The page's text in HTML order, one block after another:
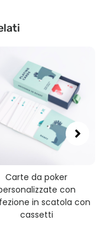
Carte da poker
con
in scatola con
cassetti